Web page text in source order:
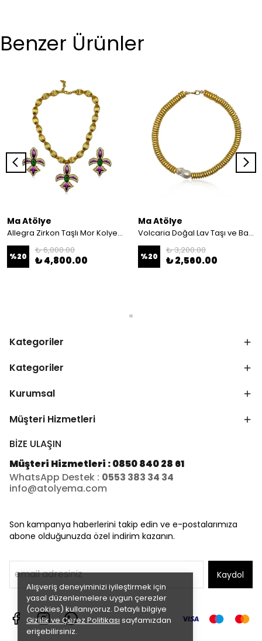
Alışveriş deneyiminizi iyileştirmek için
yasal düzenlemelere uygun çerezler
(cookies) kullanıyoruz. Detaylı bilgiye
Gizlilik ve Çerez Politikası sayfamızdan
erişebilirsiniz.
Benzer Ürünler
Ma Atölye
Allegra Zirkon Taşlı Mor Kolye ve Küpe
%20
₺ 6,000.00
₺ 4,800.00
Ma Atölye
Volcaria Doğal Lav Taşı ve Barok İnci Detaylı Kolye
%20
₺ 3,200.00
₺ 2,560.00
Kategoriler
Kategoriler
Kurumsal
Müşteri Hizmetleri
BİZE ULAŞIN
Müşteri Hizmetleri : 0850 840 28 61
WhatsApp Destek : 0553 383 34 34
info@atolyema.com
Son kampanya haberlerini takip edin ve e-postalarımıza
abone olduğunuzda özel indirim kazanın.
Kaydol